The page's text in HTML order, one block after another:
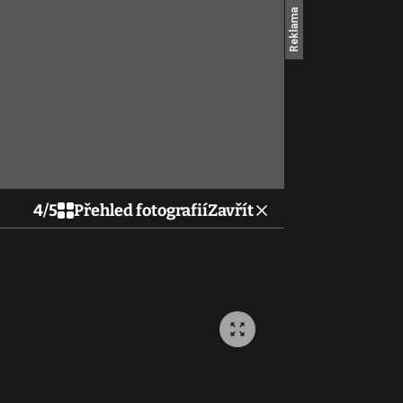
4/5 Přehled fotografiíZavřít